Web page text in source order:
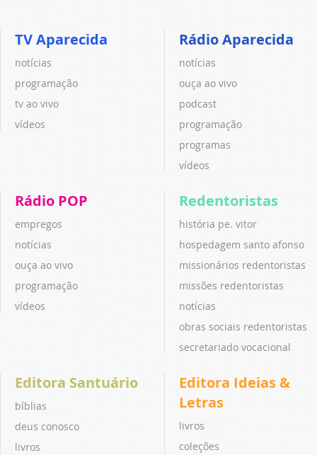
TV Aparecida
notícias
programação
tv ao vivo
vídeos
Rádio Aparecida
notícias
ouça ao vivo
podcast
programação
programas
vídeos
Rádio POP
empregos
notícias
ouça ao vivo
programação
vídeos
Redentoristas
história pe. vitor
hospedagem santo afonso
missionários redentoristas
missões redentoristas
notícias
obras sociais redentoristas
secretariado vocacional
Editora Santuário
bíblias
deus conosco
livros
Editora Ideias &
Letras
livros
coleções